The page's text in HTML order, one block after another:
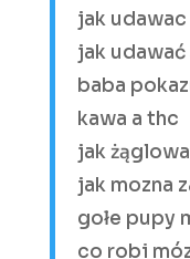
jak
jak
baba
kawa a thc
jak
jak mozna
gołe pupy
co robi